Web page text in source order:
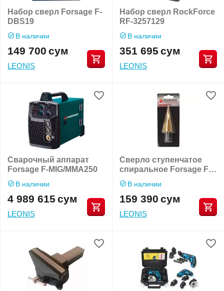
Набор сверл Forsage F-
DBS19
В наличии
149 700 сум
LEONIS
Набор сверл RockForce
RF-3257129
В наличии
351 695 сум
LEONIS
Сварочный аппарат
Forsage F-MIG/MMA250
В наличии
4 989 615 сум
LEONIS
Сверло ступенчатое
спиральное Forsage F-
44740S
В наличии
159 390 сум
LEONIS